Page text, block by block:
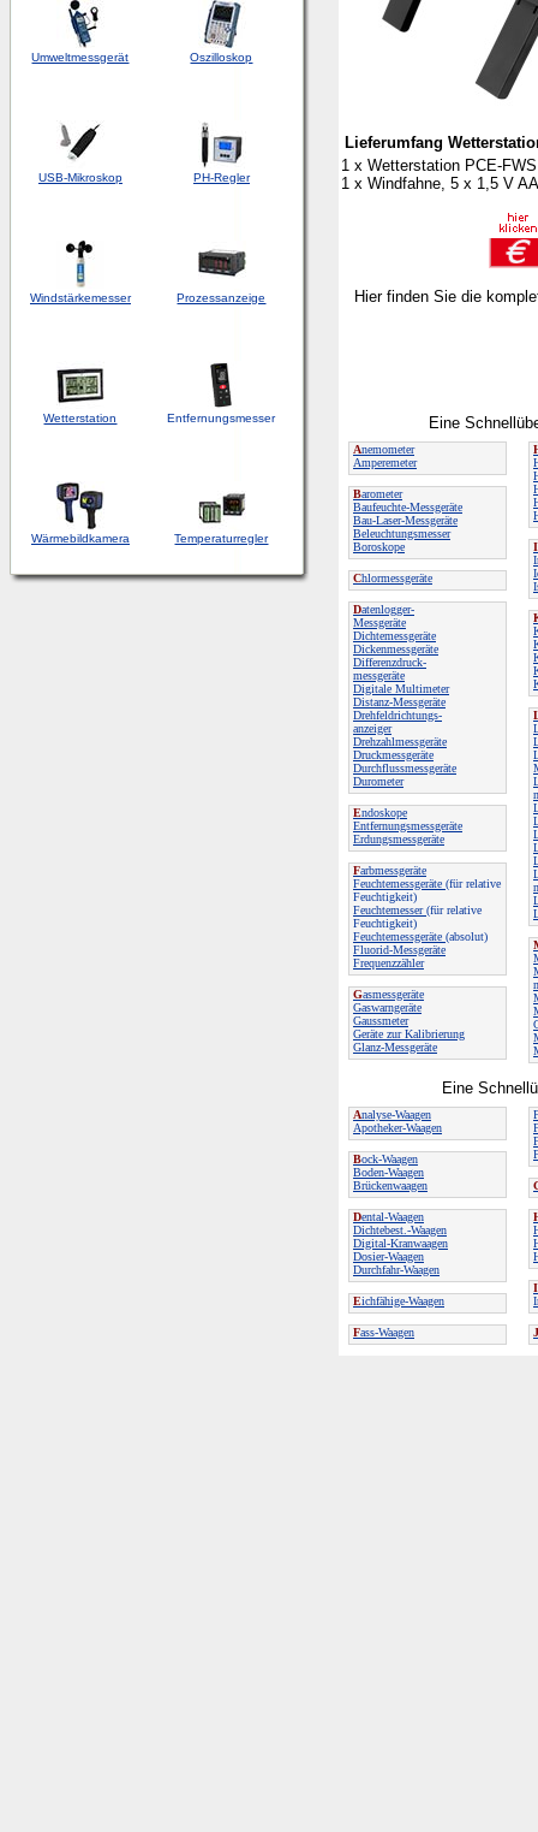
Umweltmessgerät Oszilloskop
USB-Mikroskop PH-Regler
Windstärkemesser Prozessanzeige
Wetterstation Entfernungsmesser
Wärmebildkamera Temperaturregler
Lieferumfang
1 x Wetterstation PCE-
1 x Windfahne, 5 x 1,5 V
Hier finden Sie die
Eine
Anemometer
Amperemeter
Barometer
Baufeuchte-Messgeräte
Bau-Laser-Messgeräte
Beleuchtungsmesser
Boroskope
Chlormessgeräte
Datenlogger-
Messgeräte
Dichtemessgeräte
Dickenmessgeräte
Differenzdruck-
messgeräte
Digitale Multimeter
Distanz-Messgeräte
Drehfeldrichtungs-
anzeiger
Drehzahlmessgeräte
Druckmessgeräte
Durchflussmessgeräte
Durometer
Endoskope
Entfernungsmessgeräte
Erdungsmessgeräte
Farbmessgeräte
Feuchtemessgeräte (für relative
Feuchtigkeit)
Feuchtemesser(für relative
Feuchtigkeit)
Feuchtemessgeräte (absolut)
Fluorid-Messgeräte
Frequenzzähler
Gasmessgeräte
Gaswarngeräte
Gaussmeter
Geräte zur Kalibrierung
Glanz-Messgeräte
I
Eine
Analyse-Waagen
Apotheker-Waagen
Bock-Waagen
Boden-Waagen
Brückenwaagen
Dental-Waagen
Dichtebest.-Waagen
Digital-Kranwaagen
Dosier-Waagen
Durchfahr-Waagen
Eichfähige-Waagen
Fass-Waagen
I
J